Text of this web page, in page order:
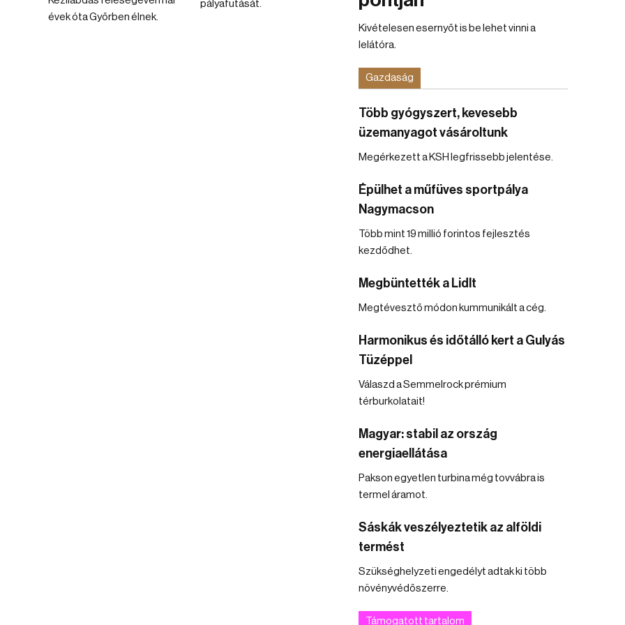
évek óta Győrben élnek.
pályafutását.
Kivételesen esernyőt is be lehet vinni a
lelátóra.
Gazdaság
Több gyógyszert, kevesebb
üzemanyagot vásároltunk
Megérkezett a KSH legfrissebb jelentése.
Épülhet a műfüves sportpálya
Nagymacson
Több mint 19 millió forintos fejlesztés
kezdődhet.
Megbüntették a Lidlt
Megtévesztő módon kummunikált a cég.
Harmonikus és időtálló kert a Gulyás
Tüzéppel
Válaszd a Semmelrock prémium
térburkolatait!
Magyar: stabil az ország
energiaellátása
Pakson egyetlen turbina még tovvábra is
termel áramot.
Sáskák veszélyeztetik az alföldi
termést
Szükséghelyzeti engedélyt adtak ki több
növényvédőszerre.
Támogatott tartalom